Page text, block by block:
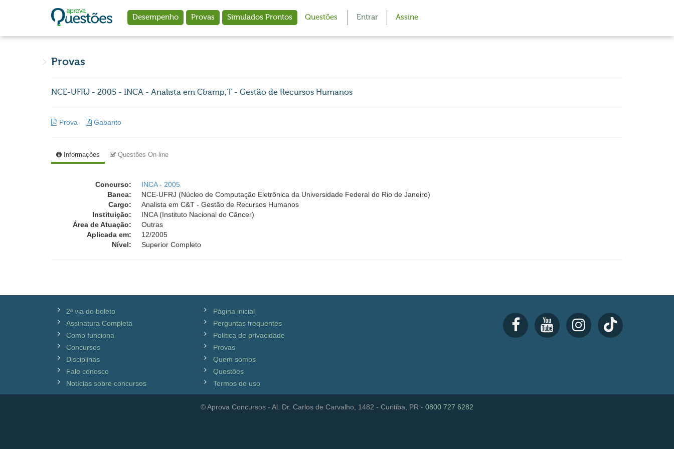
Desempenho Provas Simulados Prontos Questões Entrar Assine
Provas
NCE-UFRJ - 2005 - INCA - Analista em C&amp;T - Gestão de Recursos Humanos
Prova Gabarito
Informações Questões On-line
Concurso:
INCA - 2005
Banca:
NCE-UFRJ (Núcleo de Computação Eletrônica da Universidade Federal do Rio de Janeiro)
Cargo:
Analista em C&T - Gestão de Recursos Humanos
Instituição:
INCA (Instituto Nacional do Câncer)
Área de Atuação:
Outras
Aplicada em:
12/2005
Nível:
Superior Completo
2ª via do boleto
Assinatura Completa
Como funciona
Concursos
Disciplinas
Fale conosco
Notícias sobre concursos
Página inicial
Perguntas frequentes
Política de privacidade
Provas
Quem somos
Questões
Termos de uso
© Aprova Concursos - Al. Dr. Carlos de Carvalho, 1482 - Curitiba, PR - 0800 727 6282